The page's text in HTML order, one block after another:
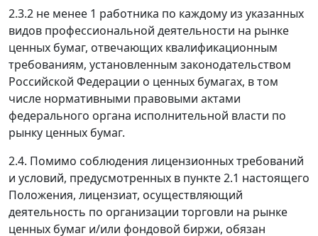
2.3.2 не менее 1 работника по каждому из указанных
видов профессиональной деятельности на рынке
ценных бумаг, отвечающих квалификационным
требованиям, установленным законодательством
Российской Федерации о ценных бумагах, в том
числе нормативными правовыми актами
федерального органа исполнительной власти по
рынку ценных бумаг.
2.4. Помимо соблюдения лицензионных требований
и условий, предусмотренных в пункте 2.1 настоящего
Положения, лицензиат, осуществляющий
деятельность по организации торговли на рынке
ценных бумаг и/или фондовой биржи, обязан